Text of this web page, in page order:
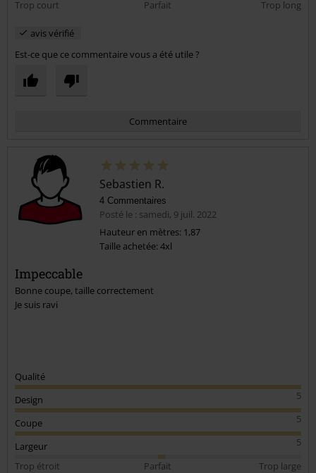
Trop court
Parfait Trop long
avis vérifié
Est-ce que ce commentaire vous a été utile ?
Commentaire
Envoyer le commentaire
Sebastien R.
4 Commentaires
Posté le : samedi, 9 juil. 2022
Hauteur en mètres: 1,87
Taille achetée: 4xl
Impeccable
Bonne coupe, taille correctement
Je suis ravi
Qualité
5
Design
5
Coupe
5
Largeur
Trop étroit
Parfait
Trop large